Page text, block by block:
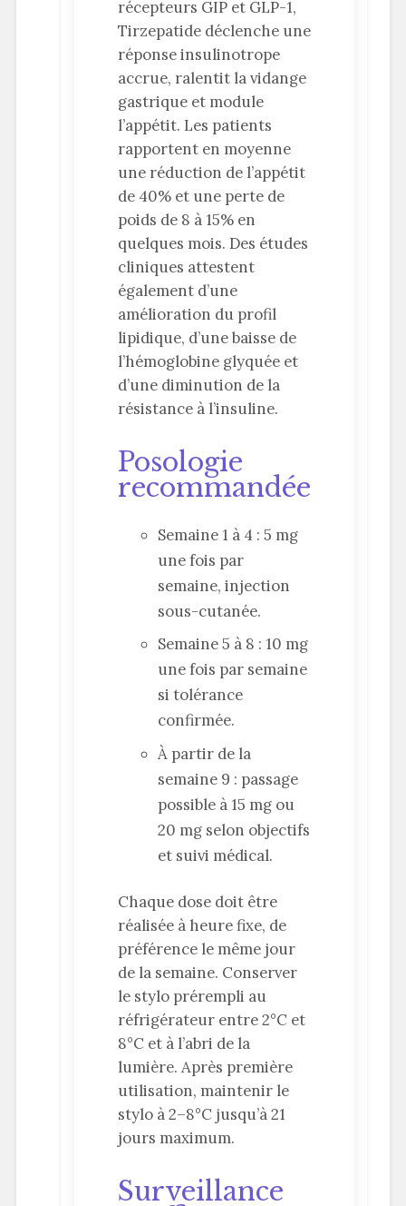
récepteurs GIP et GLP-1,
Tirzepatide déclenche une
réponse insulinotrope
accrue, ralentit la vidange
gastrique et module
l’appétit. Les patients
rapportent en moyenne
une réduction de l’appétit
de 40% et une perte de
poids de 8 à 15% en
quelques mois. Des études
cliniques attestent
également d’une
amélioration du profil
lipidique, d’une baisse de
l’hémoglobine glyquée et
d’une diminution de la
résistance à l’insuline.
Posologie
recommandée
Semaine 1 à 4 : 5 mg
une fois par
semaine, injection
sous-cutanée.
Semaine 5 à 8 : 10 mg
une fois par semaine
si tolérance
confirmée.
À partir de la
semaine 9 : passage
possible à 15 mg ou
20 mg selon objectifs
et suivi médical.
Chaque dose doit être
réalisée à heure fixe, de
préférence le même jour
de la semaine. Conserver
le stylo prérempli au
réfrigérateur entre 2°C et
8°C et à l’abri de la
lumière. Après première
utilisation, maintenir le
stylo à 2–8°C jusqu’à 21
jours maximum.
Surveillance